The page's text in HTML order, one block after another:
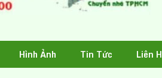
Hình Ảnh Tin Tức Liên